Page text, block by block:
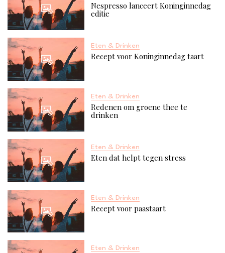
Nespresso lanceert Koninginnedag
editie
Eten & Drinken
Recept voor Koninginnedag taart
Eten & Drinken
Redenen om groene thee te
drinken
Eten & Drinken
Eten dat helpt tegen stress
Eten & Drinken
Recept voor paastaart
Eten & Drinken